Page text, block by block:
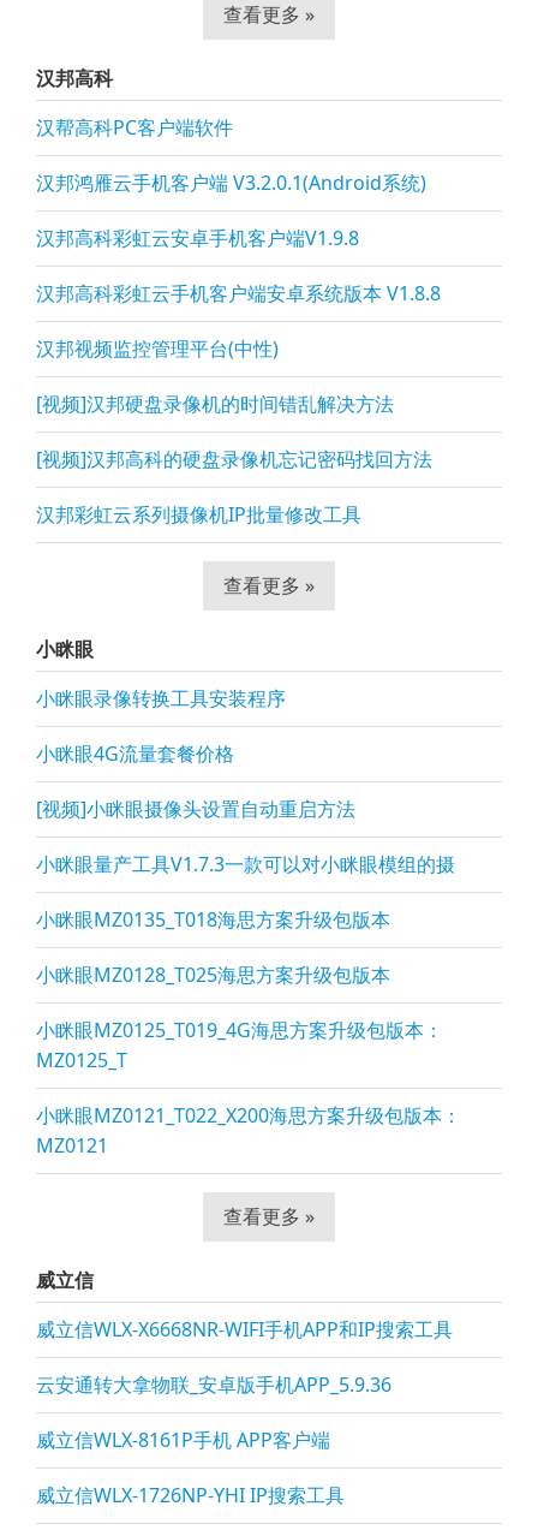
查看更多 »
汉邦高科
汉帮高科PC客户端软件
汉邦鸿雁云手机客户端 V3.2.0.1(Android系统)
汉邦高科彩虹云安卓手机客户端V1.9.8
汉邦高科彩虹云手机客户端安卓系统版本 V1.8.8
汉邦视频监控管理平台(中性)
[视频]汉邦硬盘录像机的时间错乱解决方法
[视频]汉邦高科的硬盘录像机忘记密码找回方法
汉邦彩虹云系列摄像机IP批量修改工具
查看更多 »
小眯眼
小眯眼录像转换工具安装程序
小眯眼4G流量套餐价格
[视频]小眯眼摄像头设置自动重启方法
小眯眼量产工具V1.7.3一款可以对小眯眼模组的摄
小眯眼MZ0135_T018海思方案升级包版本
小眯眼MZ0128_T025海思方案升级包版本
小眯眼MZ0125_T019_4G海思方案升级包版本：
MZ0125_T
小眯眼MZ0121_T022_X200海思方案升级包版本：
MZ0121
查看更多 »
威立信
威立信WLX-X6668NR-WIFI手机APP和IP搜索工具
云安通转大拿物联_安卓版手机APP_5.9.36
威立信WLX-8161P手机 APP客户端
威立信WLX-1726NP-YHI IP搜索工具